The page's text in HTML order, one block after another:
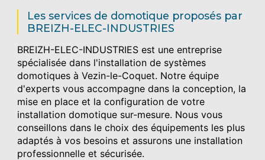
Les services de domotique proposés par
BREIZH-ELEC-INDUSTRIES
BREIZH-ELEC-INDUSTRIES est une entreprise
spécialisée dans l'installation de systèmes
domotiques à Vezin-le-Coquet. Notre équipe
d'experts vous accompagne dans la conception, la
mise en place et la configuration de votre
installation domotique sur-mesure. Nous vous
conseillons dans le choix des équipements les plus
adaptés à vos besoins et assurons une installation
professionnelle et sécurisée.